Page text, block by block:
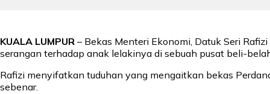
KUALA LUMPUR – Bekas Menteri Ekonomi, Datuk Seri
serangan terhadap anak lelakinya di sebuah pusat beli-
Rafizi menyifatkan tuduhan yang mengaitkan bekas
sebenar.